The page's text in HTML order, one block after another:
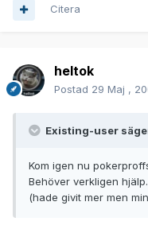
Citera
heltok
Postad 29 Maj ,
Existing-user
Kom igen nu
Behöver verkligen
(hade givit mer men